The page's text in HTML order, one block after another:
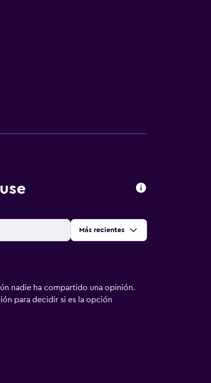
Ordenar por:
Más recientes
nadie ha compartido una opinión.
para decidir si es la opción